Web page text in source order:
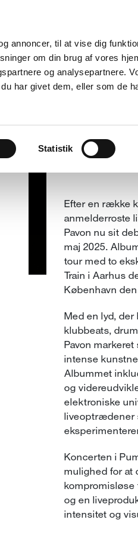
annoncer, til at vise dig
om din brug af vores
og analysepartnere.
har givet dem, eller som de
Statistik
28
Julie
Efter en række
anmelderroste
Pavon nu sit
maj 2025.
tour med to
Train i Aarhus
København
Med en lyd,
klubbeats,
Pavon
intense
Albummet
og
elektroniske
liveoptrædener
Koncerten i
mulighed for at
kompromisløse
og en
intensitet og